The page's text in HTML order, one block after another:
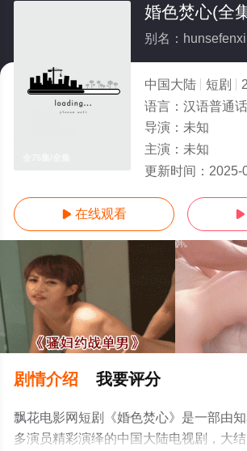
婚色焚心(全
别名：
中国大陆 短剧
语言： 汉语普通话
导演： 未知
主演： 未知
更新时间： 2025-
 在线观看 
剧情介绍 我要评分
飘花电影网短剧《婚色焚心》是一部由
多演员精彩演绎的中国大陆电视剧，大